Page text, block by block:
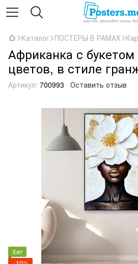
Каталог ПОСТЕРЫ В РАМАХ
Африканка с
цветов, в стиле
Артикул: 700993 Оставить отзыв
Хит